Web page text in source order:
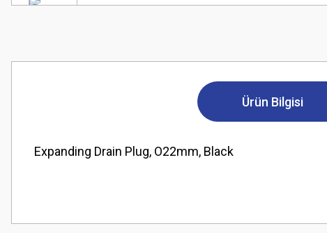
Ürün Bilgisi
Expanding Drain Plug, O22mm, Black
Görüş ve önerileriniz için teşekkür ederiz.